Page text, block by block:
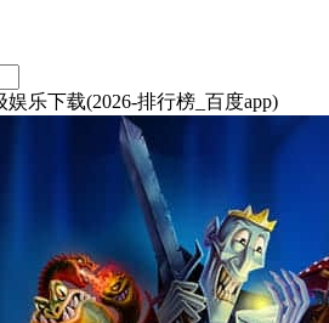
乐下载(2026-排行榜_百度app)